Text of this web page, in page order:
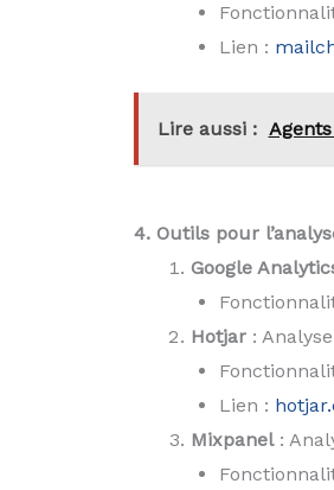
Lien :
Lire aussi :
4. Outils pour
Google
Hotjar:
Lien :
Mixpanel: